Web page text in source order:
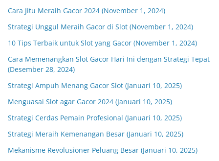
Cara Jitu Meraih Gacor 2024 (November 1, 2024)
Strategi Unggul Meraih Gacor di Slot (November 1, 2024)
10 Tips Terbaik untuk Slot yang Gacor (November 1, 2024)
Cara Memenangkan Slot Gacor Hari Ini dengan Strategi Tepat
(Desember 28, 2024)
Strategi Ampuh Menang Gacor Slot (Januari 10, 2025)
Menguasai Slot agar Gacor 2024 (Januari 10, 2025)
Strategi Cerdas Pemain Profesional (Januari 10, 2025)
Strategi Meraih Kemenangan Besar (Januari 10, 2025)
Mekanisme Revolusioner Peluang Besar (Januari 10, 2025)